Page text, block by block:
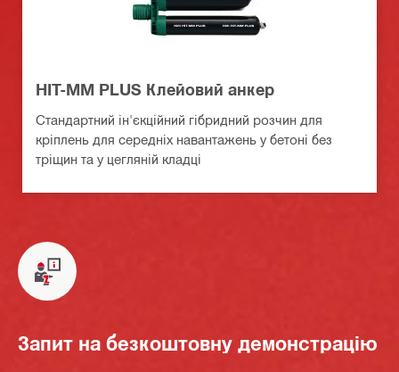
HIT-MM PLUS Клейовий анкер
Стандартний ін'єкційний гібридний розчин для
кріплень для середніх навантажень у бетоні без
тріщин та у цегляній кладці
Запит на безкоштовну демонстрацію